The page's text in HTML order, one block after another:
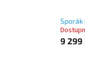
Sporák
9 299